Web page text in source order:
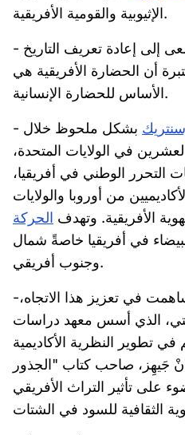
الإثيوبية والقومية الأفريقية.
إلى إعادة تعريف التاريخ
أن الحضارة الأفريقية هي
الأساس للحضارة الإنسانية.
بشكل ملحوظ خلال
في الولايات المتحدة،
التحرر الوطني في أفريقيا،
من أوروبا والولايات
الأفريقية. وتهدف الحركة
في أفريقيا خاصةً شمال
وجنوب أفريقي.
في تعزيز هذا الاتجاه،
الذي أسس معهد دراسات
تطوير النظرية الأكاديمية
جَيهِز، صاحب كتاب "الجذور
على تأثير التراث الأفريقي